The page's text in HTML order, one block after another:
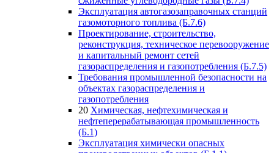
Эксплуатация автогазозаправочных станций
газомоторного топлива (Б.7.6)
Проектирование, строительство,
реконструкция, техническое перевооружение
и капитальный ремонт сетей
газораспределения и газопотребления (Б.7.5)
Требования промышленной безопасности на
объектах газораспределения и
газопотребления
20 Химическая, нефтехимическая и
нефтеперерабатывающая промышленность
(Б.1)
Эксплуатация химически опасных